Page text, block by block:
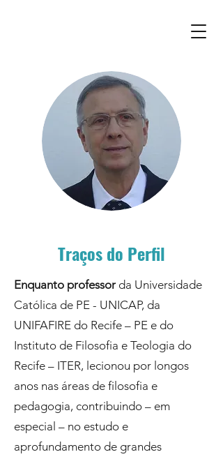
Traços do Perfil
Enquanto professor da Universidade
Católica de PE - UNICAP, da
UNIFAFIRE do Recife – PE e do
Instituto de Filosofia e Teologia do
Recife – ITER, lecionou por longos
anos nas áreas de filosofia e
pedagogia, contribuindo – em
especial – no estudo e
aprofundamento de grandes